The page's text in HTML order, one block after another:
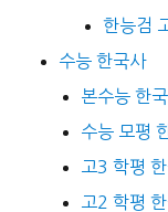
한능검
수능 한국사
본수능 한
수능 모평
고3 학평
고2 학평